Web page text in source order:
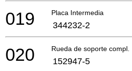
Placa Intermedia
019 344232-2
Rueda de soporte compl.
020 152947-5